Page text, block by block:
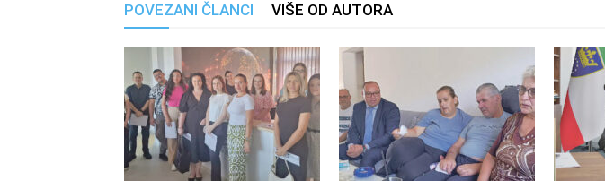
POVEZANI ČLANCI VIŠE OD AUTORA